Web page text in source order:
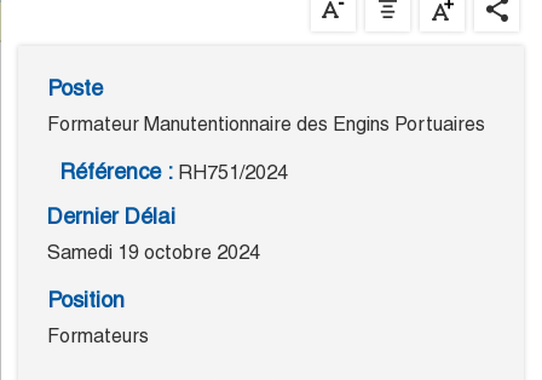
Poste
Formateur Manutentionnaire des Engins Portuaires
Référence : RH751/2024
Dernier Délai
Samedi 19 octobre 2024
Position
Formateurs